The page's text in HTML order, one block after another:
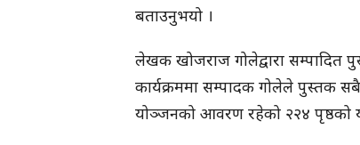
बताउनुभयो ।
लेखक खोजराज गोलेद्वारा सम्पादित
कार्यक्रममा सम्पादक गोलेले पुस्तक
योञ्जनको आवरण रहेको २२४